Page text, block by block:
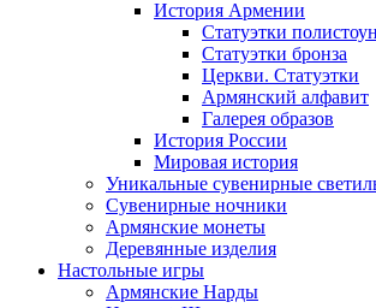
История Армении
Статуэтки полистоун
Статуэтки бронза
Церкви. Статуэтки
Армянский алфавит
Галерея образов
История России
Мировая история
Уникальные сувенирные
Сувенирные ночники
Армянские монеты
Деревянные изделия
Настольные игры
Армянские Нарды